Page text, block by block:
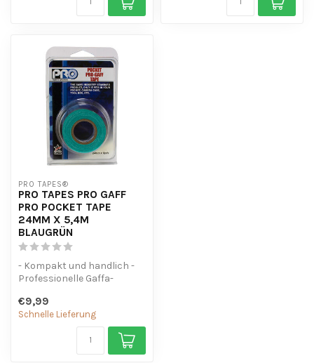
PRO TAPES®
PRO TAPES PRO GAFF
PRO POCKET TAPE
24MM X 5,4M
BLAUGRÜN
- Kompakt und handlich -
Professionelle Gaffa-
einsetzbar
€9,99
Schnelle Lieferung